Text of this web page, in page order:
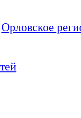
Орловское